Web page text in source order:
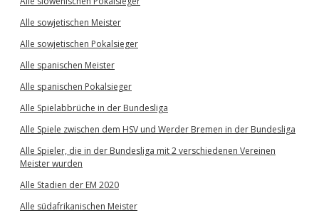
Alle sowjetischen Meister
Alle sowjetischen Pokalsieger
Alle spanischen Meister
Alle spanischen Pokalsieger
Alle Spielabbrüche in der Bundesliga
Alle Spiele zwischen dem HSV und Werder Bremen in der Bundesliga
Alle Spieler, die in der Bundesliga mit 2 verschiedenen Vereinen
Meister wurden
Alle Stadien der EM 2020
Alle südafrikanischen Meister